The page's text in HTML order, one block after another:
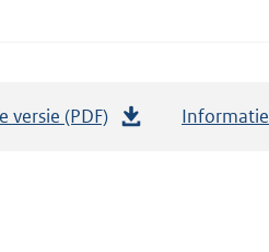
versie (PDF) Informatie